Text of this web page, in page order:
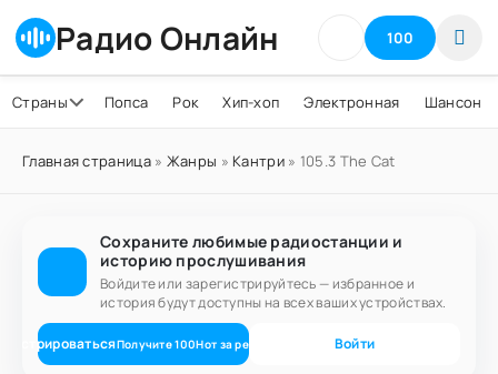
Радио Онлайн 100
Страны Попса Рок Хип-хоп Электронная Шансон
Главная страница» Жанры » Кантри» 105.3 The Cat
Сохраните любимые радиостанции и
историю прослушивания
Войдите или зарегистрируйтесь — избранное и
история будут доступны на всех ваших устройствах.
Получите100Нот за регистрацию Войти